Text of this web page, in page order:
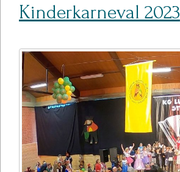
Kinderkarneval 2023